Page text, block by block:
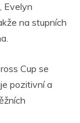
Evelyn
na stupních
Cup se
pozitivní a